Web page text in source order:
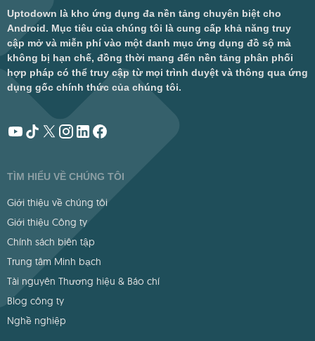
Uptodown là kho ứng dụng đa nền tảng chuyên biệt cho
Android. Mục tiêu của chúng tôi là cung cấp khả năng truy
cập mở và miễn phí vào một danh mục ứng dụng đồ sộ mà
không bị hạn chế, đồng thời mang đến nền tảng phân phối
hợp pháp có thể truy cập từ mọi trình duyệt và thông qua ứng
dụng gốc chính thức của chúng tôi.
TÌM HIỂU VỀ CHÚNG TÔI
Giới thiệu về chúng tôi
Giới thiệu Công ty
Chính sách biên tập
Trung tâm Minh bạch
Tài nguyên Thương hiệu & Báo chí
Blog công ty
Nghề nghiệp